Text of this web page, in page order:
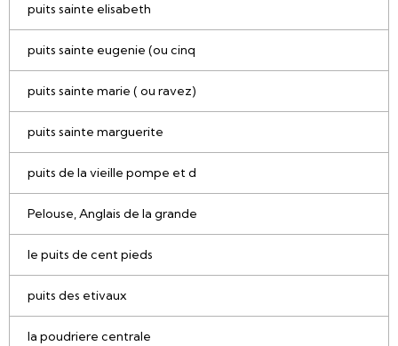
puits sainte elisabeth
puits sainte eugenie (ou cinq
puits sainte marie ( ou ravez)
puits sainte marguerite
puits de la vieille pompe et d
Pelouse, Anglais de la grande
le puits de cent pieds
puits des etivaux
la poudriere centrale